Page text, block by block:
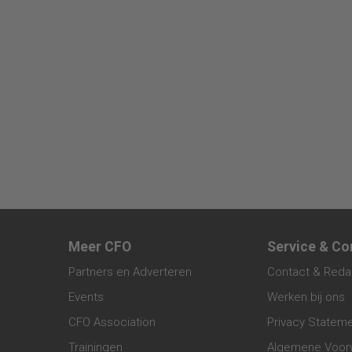
Meer CFO
Partners en Adverteren
Events
CFO Association
Trainingen
Service &
Contact &
Werken bij ons
Privacy
Algemene